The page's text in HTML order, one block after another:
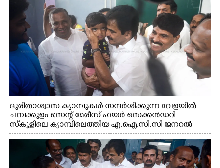
ദുരിതാശ്വാസ ക്യാമ്പുകൾ സന്ദർശിക്കുന്ന വേളയിൽ
ചമ്പക്കുളം സെന്റ് മേരീസ് ഹയർ സെക്കൻഡറി
സ്കൂളിലെ ക്യാമ്പിലെത്തിയ എ.ഐ.സി.സി ജനറൽ
സെക്രട്ടറി കെ.സി വേണുഗോപാൽ എം.പി കുരുന്നിനെ
എടുത്ത് ലാളിച്ചപ്പോൾ. സഹകരണ-എക്സൈസ്
വകുപ്പ് മന്ത്രി എം. ലിജു, കൃഷിവകുപ്പ് മന്ത്രി ടി. സിദ്ദിഖ്,
റെജി ചെറിയാൻ എം. എൽ. എ എന്നിവർ സമീപം